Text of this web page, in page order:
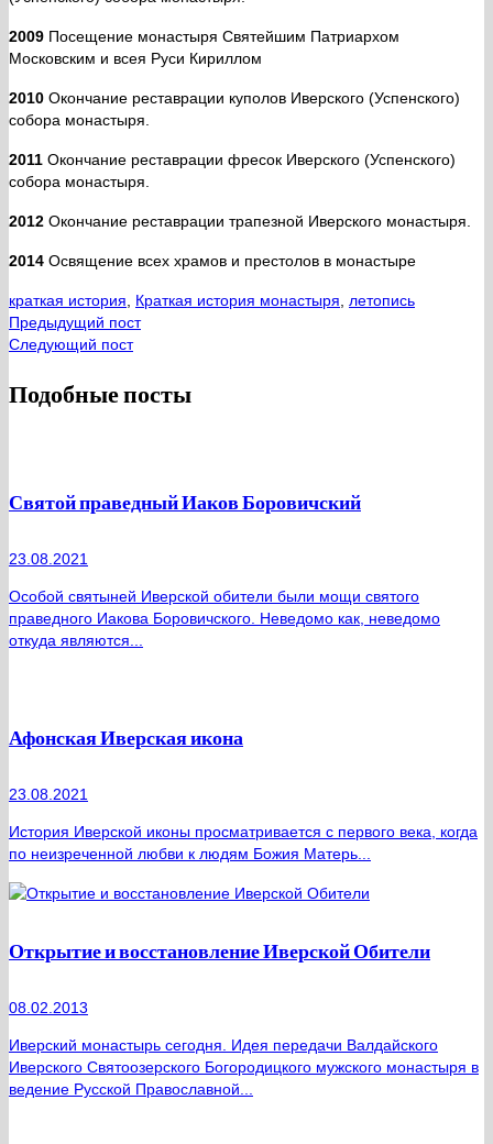
2009 Посещение монастыря Святейшим Патриархом
Московским и всея Руси Кириллом
2010 Окончание реставрации куполов Иверского (Успенского)
собора монастыря.
2011 Окончание реставрации фресок Иверского (Успенского)
собора монастыря.
2012 Окончание реставрации трапезной Иверского монастыря.
2014 Освящение всех храмов и престолов в монастыре
краткая история, Краткая история монастыря, летопись
Предыдущий пост
Следующий пост
Подобные посты
Святой праведный Иаков Боровичский
23.08.2021
Особой святыней Иверской обители были мощи святого
праведного Иакова Боровичского. Неведомо как, неведомо
откуда являются...
Афонская Иверская икона
23.08.2021
История Иверской иконы просматривается с первого века, когда
по неизреченной любви к людям Божия Матерь...
Открытие и восстановление Иверской Обители
08.02.2013
Иверский монастырь сегодня. Идея передачи Валдайского
Иверского Святоозерского Богородицкого мужского монастыря в
ведение Русской Православной...